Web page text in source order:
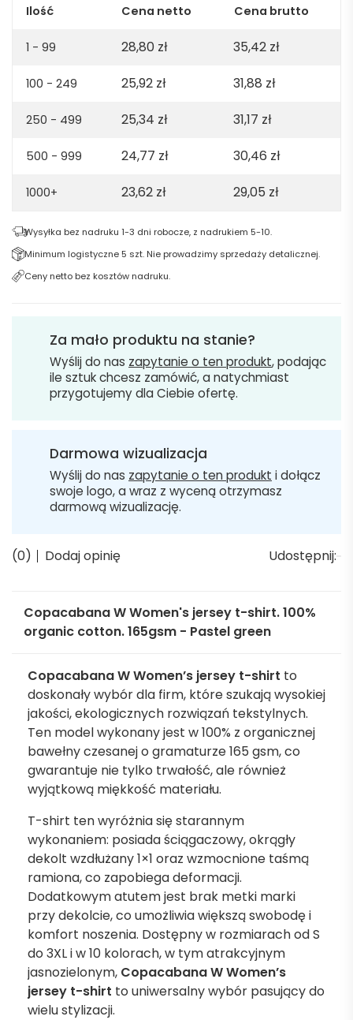
organic
165gsm
Pastel
Ilość Cena netto Cena brutto
1 - 99 28,80 zł 35,42 zł
100 - 249 25,92 zł 31,88 zł
250 - 499 25,34 zł 31,17 zł
500 - 999 24,77 zł 30,46 zł
1000+ 23,62 zł 29,05 zł
Wysyłka bez nadruku 1-3 dni robocze, z nadrukiem 5-10.
Minimum logistyczne 5 szt. Nie prowadzimy sprzedaży detalicznej.
Ceny netto bez kosztów nadruku.
Za mało produktu na stanie?
Wyślij do nas zapytanie o ten produkt, podając
ile sztuk chcesz zamówić, a natychmiast
przygotujemy dla Ciebie ofertę.
Darmowa wizualizacja
Wyślij do nas zapytanie o ten produkt i dołącz
swoje logo, a wraz z wyceną otrzymasz
darmową wizualizację.
(0) Dodaj opinię Udostępnij:
Copacabana W Women's jersey t-shirt. 100%
organic cotton. 165gsm - Pastel green
Copacabana W Women’s jersey t-shirt to
doskonały wybór dla firm, które szukają wysokiej
jakości, ekologicznych rozwiązań tekstylnych.
Ten model wykonany jest w 100% z organicznej
bawełny czesanej o gramaturze 165 gsm, co
gwarantuje nie tylko trwałość, ale również
wyjątkową miękkość materiału.
T-shirt ten wyróżnia się starannym
wykonaniem: posiada ściągaczowy, okrągły
dekolt wzdłużany 1×1 oraz wzmocnione taśmą
ramiona, co zapobiega deformacji.
Dodatkowym atutem jest brak metki marki
przy dekolcie, co umożliwia większą swobodę i
komfort noszenia. Dostępny w rozmiarach od S
do 3XL i w 10 kolorach, w tym atrakcyjnym
jasnozielonym, Copacabana W Women’s
jersey t-shirt to uniwersalny wybór pasujący do
wielu stylizacji.